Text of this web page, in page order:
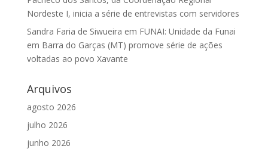
Nordeste I, inicia a série de entrevistas com servidores
Sandra Faria de Siwueira em FUNAI: Unidade da Funai
em Barra do Garças (MT) promove série de ações
voltadas ao povo Xavante
Arquivos
agosto 2026
julho 2026
junho 2026